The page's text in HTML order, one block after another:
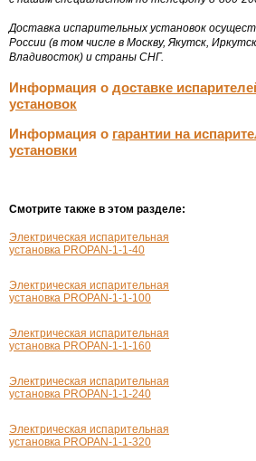
Доставка испарительных установок
России (в том числе в Москву, Якутск,
Владивосток) и страны СНГ.
Информация о доставке
установок
Информация о гарантии на
установки
Смотрите также в этом разделе:
Электрическая испарительная
установка PROPAN-1-1-40
Электрическая испарительная
установка PROPAN-1-1-100
Электрическая испарительная
установка PROPAN-1-1-160
Электрическая испарительная
установка PROPAN-1-1-240
Электрическая испарительная
установка PROPAN-1-1-320